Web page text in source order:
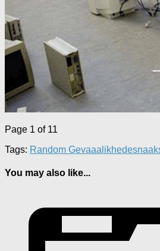
Page 1 of 11
Tags: Random Gevaaalikhede
You may also like...